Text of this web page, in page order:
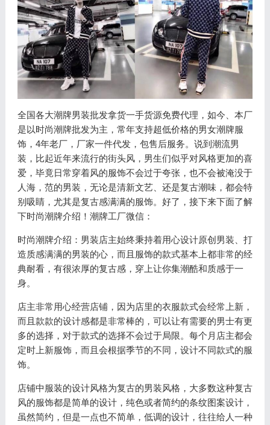
全国各大潮牌男装批发拿货一手货源免费代理，如今、本厂
是以时尚潮牌批发为主，常年支持超低价格的男女潮牌服
饰，4年老厂，厂家一件代发，包售后服务。说到潮流男
装，比起近年来流行的街头风，男生们似乎对风格更加的喜
爱，毕竟日常穿着风的服饰不会过于夸张，也不会被淹没于
人海，范的男装，无论是清新文艺、还是复古潮味，都会特
别吸睛，尤其是复古感满满的服饰。好了，接下来下面了解
下时尚潮牌介绍！潮牌工厂微信：
时尚潮牌介绍：男装店主始终秉持着用心设计原创男装、打
造质感满满的男装的心，而且服饰的款式基本上都非常的经
典耐看，有很浓厚的复古感，穿上让你集潮酷和质感于一
身。
店主非常用心经营店铺，因为店里的衣服款式会经常上新，
而且款款的设计感都是非常棒的，可以让有需要的男士有更
多的选择，对于款式的选择不会过于局限。每个月店主都会
定时上新服饰，而且会根据季节的不同，设计不同款式的服
饰。
店铺中服装的设计风格为复古的男装风格，大多数这种复古
风的服饰都是简单的设计，纯色或者简约的条纹图案设计，
虽然简约，但是一点也不简单，低调的设计，往往给人一种